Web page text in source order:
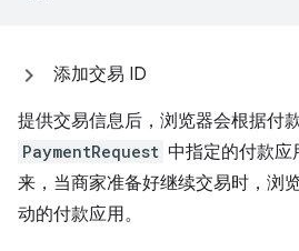
添加交易 ID
提供交易信息后，浏览器会根据付
PaymentRequest 中指定的付款应
来，当商家准备好继续交易时，浏
动的付款应用。